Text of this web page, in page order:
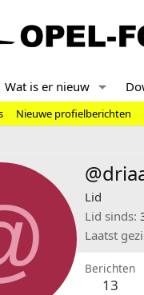
Wat is er nieuw
Nieuwe profielberichten
Lid
Lid sinds
Laatst
Berichten
13